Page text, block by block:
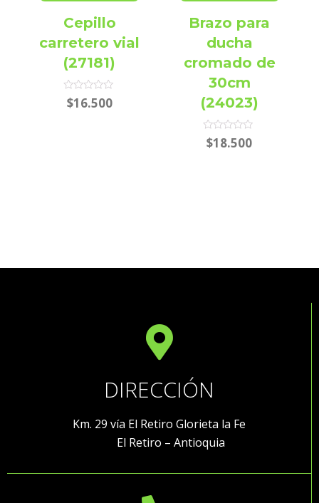
Cepillo
carretero vial
(27181)
Rated
0$16.500
Brazo para
ducha
cromado de
30cm
(24023)
Rated
0$18.500
DIRECCIÓN
Km. 29 vía El Retiro Glorieta la Fe
El Retiro – Antioquia